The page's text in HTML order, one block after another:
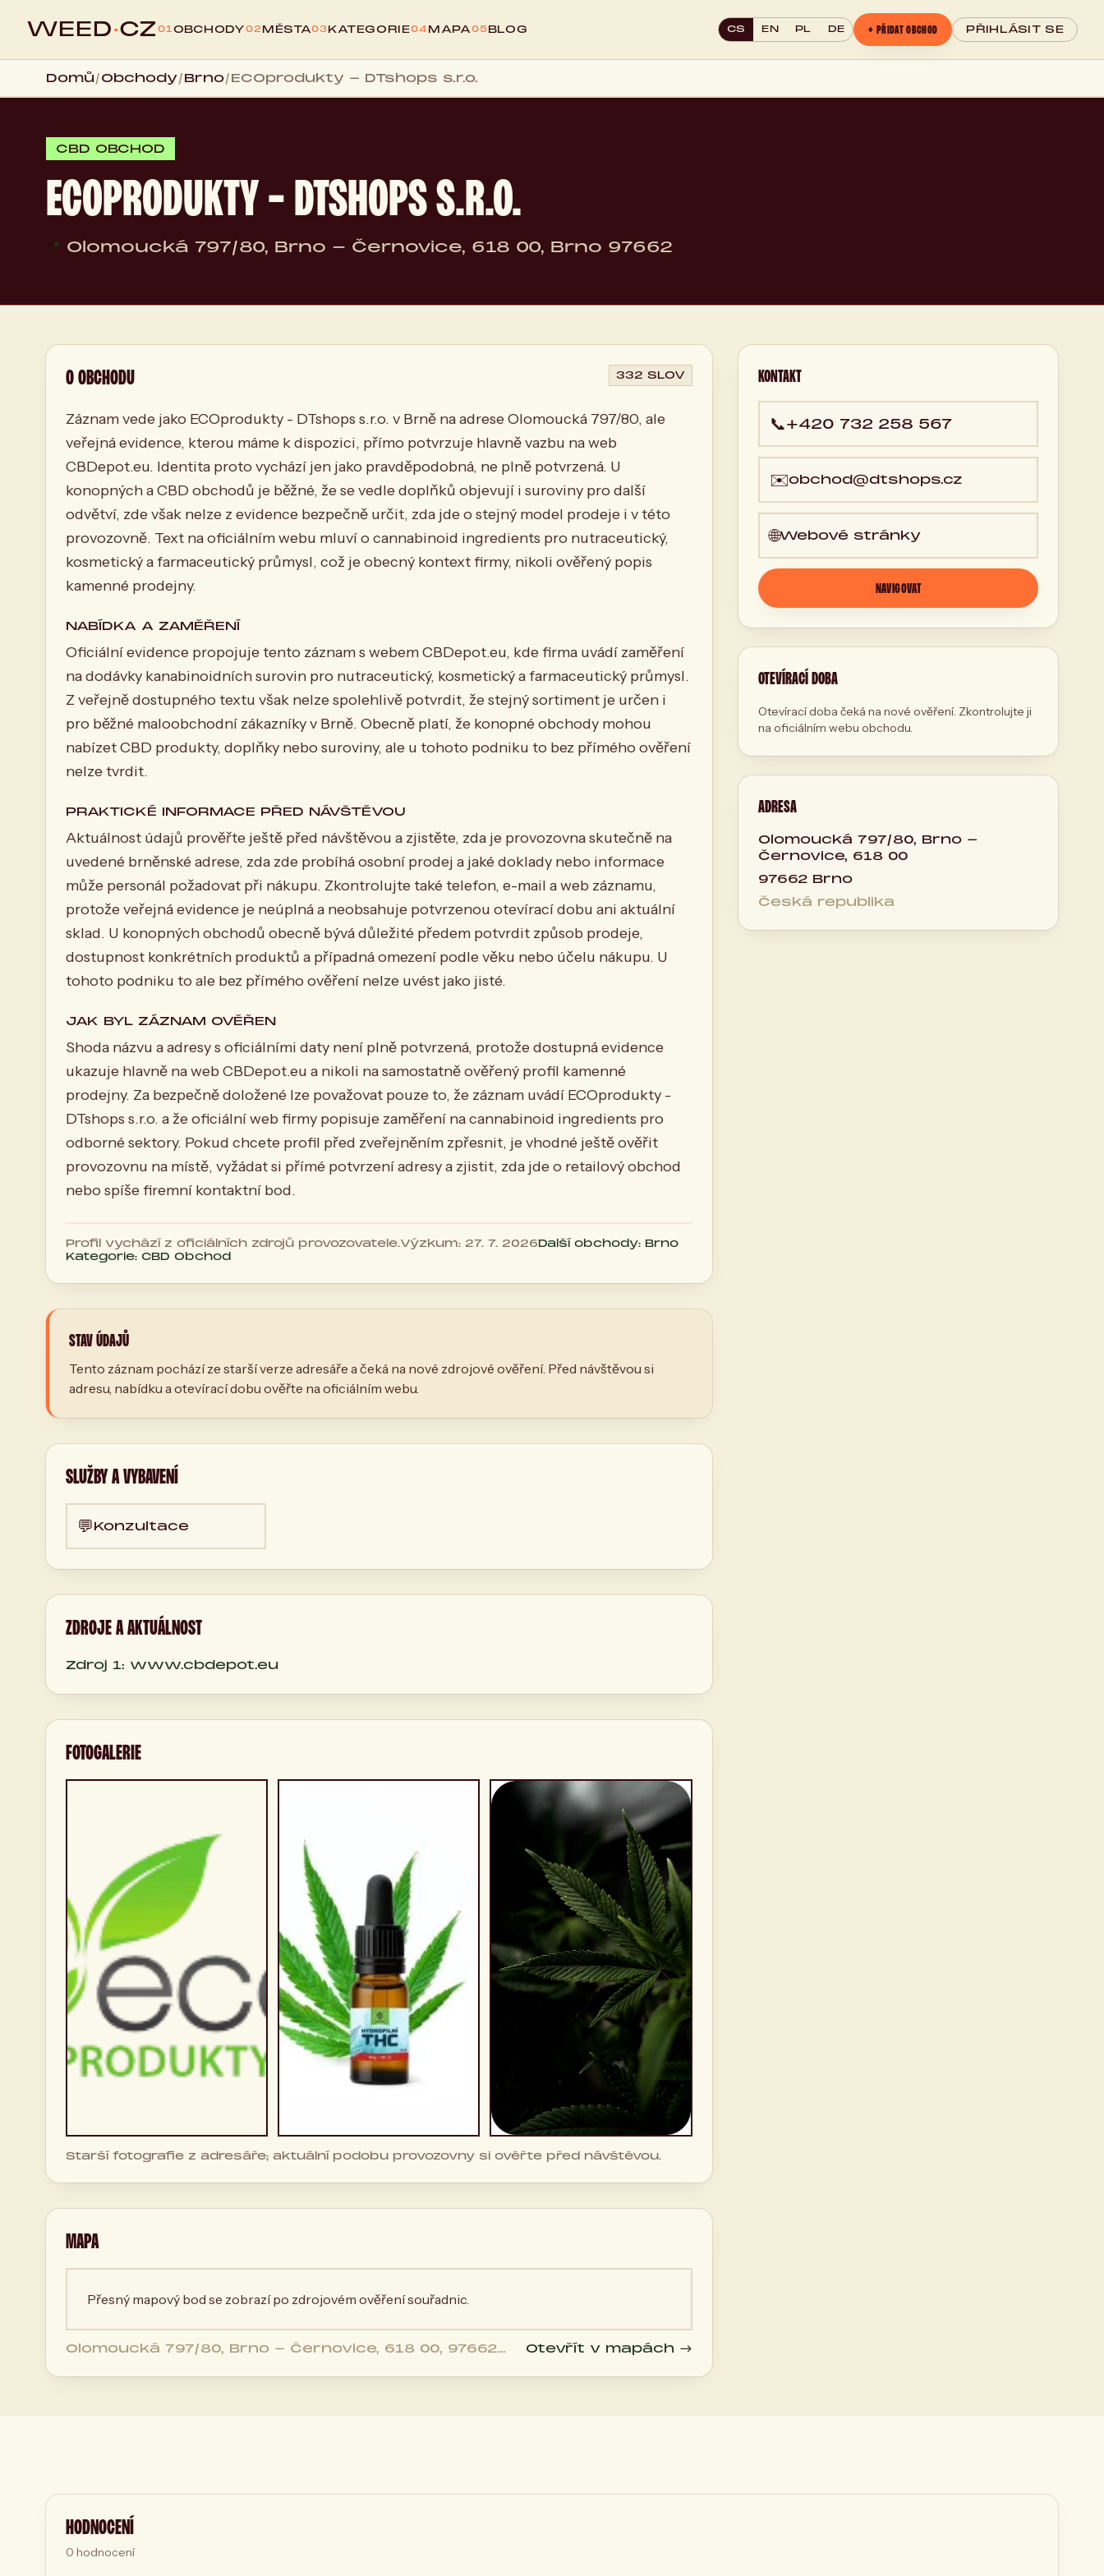
WEED·CZ 01OBCHODY02 MĚSTA03 KATEGORIE04 MAPA05 BLOG CS EN PL DE + PŘIDAT OBCHOD PŘIHLÁSIT SE
Domů/Obchody/Brno/ECOprodukty - DTshops s.r.o.
CBD OBCHOD
ECOPRODUKTY - DTSHOPS S.R.O.
📍 Olomoucká 797/80, Brno - Černovice, 618 00, Brno 97662
O OBCHODU 332 SLOV
Záznam vede jako ECOprodukty - DTshops s.r.o. v Brně na adrese Olomoucká 797/80, ale
veřejná evidence, kterou máme k dispozici, přímo potvrzuje hlavně vazbu na web
CBDepot.eu. Identita proto vychází jen jako pravděpodobná, ne plně potvrzená. U
konopných a CBD obchodů je běžné, že se vedle doplňků objevují i suroviny pro další
odvětví, zde však nelze z evidence bezpečně určit, zda jde o stejný model prodeje i v této
provozovně. Text na oficiálním webu mluví o cannabinoid ingredients pro nutraceutický,
kosmetický a farmaceutický průmysl, což je obecný kontext firmy, nikoli ověřený popis
kamenné prodejny.
NABÍDKA A ZAMĚŘENÍ
Oficiální evidence propojuje tento záznam s webem CBDepot.eu, kde firma uvádí zaměření
na dodávky kanabinoidních surovin pro nutraceutický, kosmetický a farmaceutický průmysl.
Z veřejně dostupného textu však nelze spolehlivě potvrdit, že stejný sortiment je určen i
pro běžné maloobchodní zákazníky v Brně. Obecně platí, že konopné obchody mohou
nabízet CBD produkty, doplňky nebo suroviny, ale u tohoto podniku to bez přímého ověření
nelze tvrdit.
PRAKTICKÉ INFORMACE PŘED NÁVŠTĚVOU
Aktuálnost údajů prověřte ještě před návštěvou a zjistěte, zda je provozovna skutečně na
uvedené brněnské adrese, zda zde probíhá osobní prodej a jaké doklady nebo informace
může personál požadovat při nákupu. Zkontrolujte také telefon, e-mail a web záznamu,
protože veřejná evidence je neúplná a neobsahuje potvrzenou otevírací dobu ani aktuální
sklad. U konopných obchodů obecně bývá důležité předem potvrdit způsob prodeje,
dostupnost konkrétních produktů a případná omezení podle věku nebo účelu nákupu. U
tohoto podniku to ale bez přímého ověření nelze uvést jako jisté.
JAK BYL ZÁZNAM OVĚŘEN
Shoda názvu a adresy s oficiálními daty není plně potvrzená, protože dostupná evidence
ukazuje hlavně na web CBDepot.eu a nikoli na samostatně ověřený profil kamenné
prodejny. Za bezpečně doložené lze považovat pouze to, že záznam uvádí ECOprodukty -
DTshops s.r.o. a že oficiální web firmy popisuje zaměření na cannabinoid ingredients pro
odborné sektory. Pokud chcete profil před zveřejněním zpřesnit, je vhodné ještě ověřit
provozovnu na místě, vyžádat si přímé potvrzení adresy a zjistit, zda jde o retailový obchod
nebo spíše firemní kontaktní bod.
Profil vychází z oficiálních zdrojů provozovatele.Výzkum: 27. 7. 2026Další obchody: Brno
Kategorie: CBD Obchod
STAV ÚDAJŮ
Tento záznam pochází ze starší verze adresáře a čeká na nové zdrojové ověření. Před návštěvou si
adresu, nabídku a otevírací dobu ověřte na oficiálním webu.
SLUŽBY A VYBAVENÍ
💬Konzultace
ZDROJE A AKTUÁLNOST
Zdroj 1: www.cbdepot.eu
FOTOGALERIE
Starší fotografie z adresáře; aktuální podobu provozovny si ověřte před návštěvou.
MAPA
Přesný mapový bod se zobrazí po zdrojovém ověření souřadnic.
Olomoucká 797/80, Brno - Černovice, 618 00, 97662
Otevřít v mapách →
KONTAKT
📞+420 732 258 567
✉️obchod@dtshops.cz
🌐Webové stránky
NAVIGOVAT
OTEVÍRACÍ DOBA
Otevírací doba čeká na nové ověření. Zkontrolujte ji
na oficiálním webu obchodu.
ADRESA
Olomoucká 797/80, Brno -
Černovice, 618 00
97662 Brno
Česká republika
HODNOCENÍ
0 hodnocení